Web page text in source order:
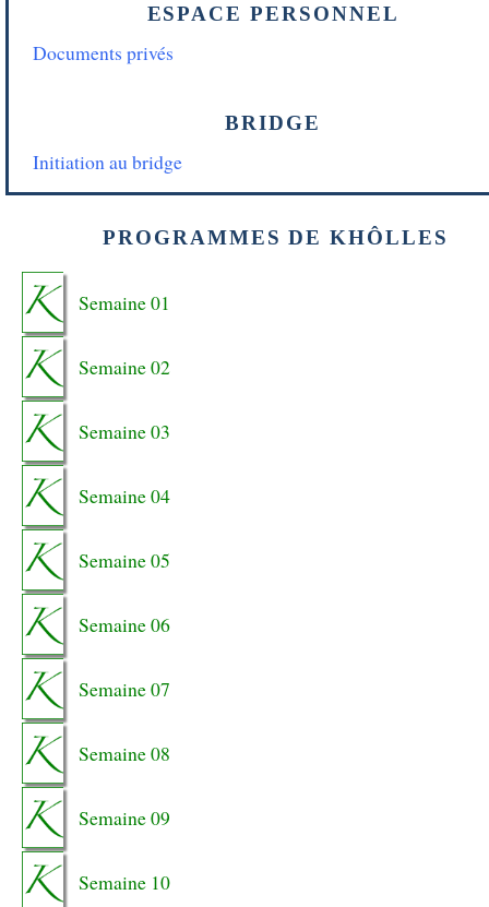
ESPACE PERSONNEL
Documents privés
BRIDGE
Initiation au bridge
PROGRAMMES DE KHÔLLES
Semaine 01
Semaine 02
Semaine 03
Semaine 04
Semaine 05
Semaine 06
Semaine 07
Semaine 08
Semaine 09
Semaine 10